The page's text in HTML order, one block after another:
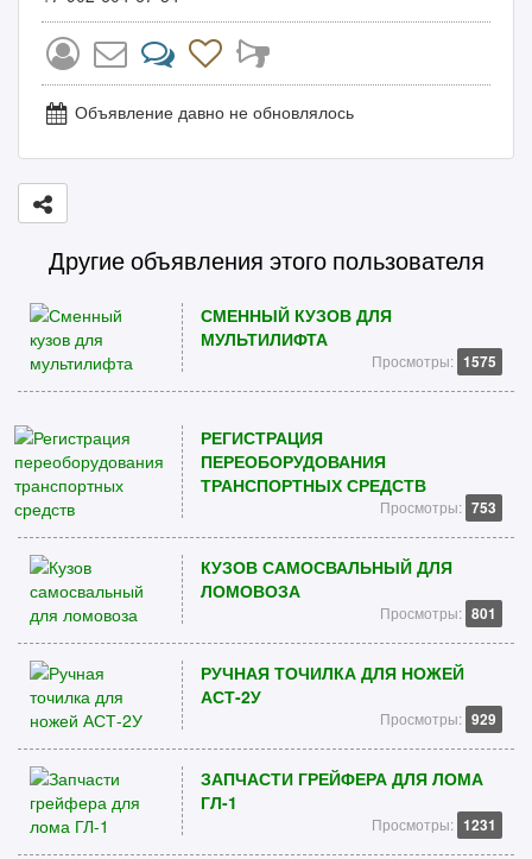
Объявление давно не обновлялось
Другие объявления этого пользователя
СМЕННЫЙ КУЗОВ ДЛЯ
МУЛЬТИЛИФТА
Просмотры: 1575
РЕГИСТРАЦИЯ
ПЕРЕОБОРУДОВАНИЯ
ТРАНСПОРТНЫХ СРЕДСТВ
Просмотры: 753
КУЗОВ САМОСВАЛЬНЫЙ ДЛЯ
ЛОМОВОЗА
Просмотры: 801
РУЧНАЯ ТОЧИЛКА ДЛЯ НОЖЕЙ
АСТ-2У
Просмотры: 929
ЗАПЧАСТИ ГРЕЙФЕРА ДЛЯ ЛОМА
ГЛ-1
Просмотры: 1231